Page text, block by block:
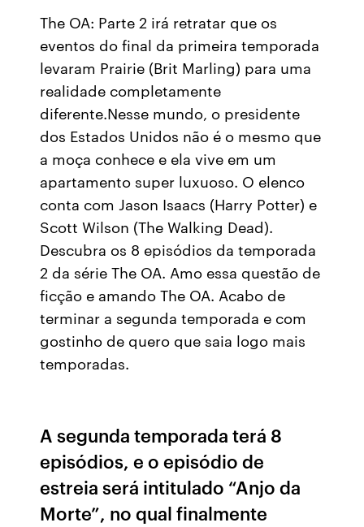
The OA: Parte 2 irá retratar que os
eventos do final da primeira temporada
levaram Prairie (Brit Marling) para uma
realidade completamente
diferente.Nesse mundo, o presidente
dos Estados Unidos não é o mesmo que
a moça conhece e ela vive em um
apartamento super luxuoso. O elenco
conta com Jason Isaacs (Harry Potter) e
Scott Wilson (The Walking Dead).
Descubra os 8 episódios da temporada
2 da série The OA. Amo essa questão de
ficção e amando The OA. Acabo de
terminar a segunda temporada e com
gostinho de quero que saia logo mais
temporadas.
A segunda temporada terá 8
episódios, e o episódio de
estreia será intitulado “Anjo da
Morte”, no qual finalmente